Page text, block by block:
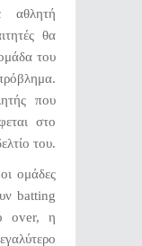
αθλητή
θα
του
που
στο
του.
ομάδες
batting
over, η